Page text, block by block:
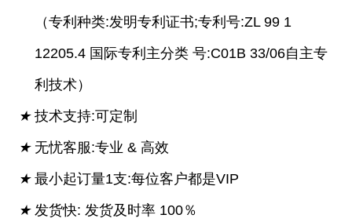
（专利种类:发明专利证书;专利号:ZL 99 1
12205.4 国际专利主分类 号:C01B 33/06自主专
利技术）
★ 技术支持:可定制
★ 无忧客服:专业 & 高效
★ 最小起订量1支:每位客户都是VIP
★ 发货快: 发货及时率 100％